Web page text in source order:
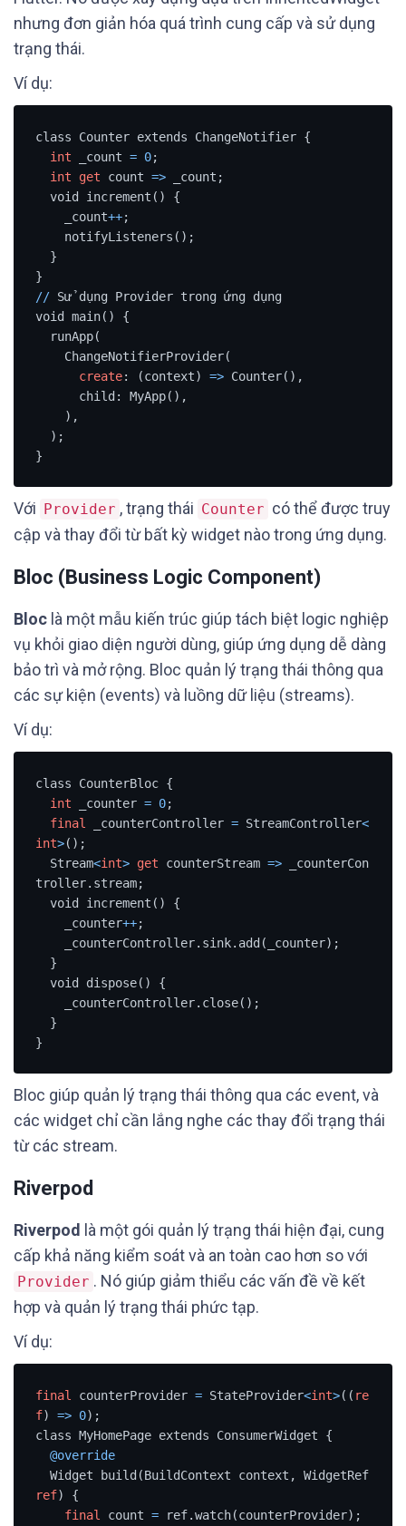
nhưng đơn giản hóa quá trình cung cấp và sử dụng
trạng thái.
Ví dụ:
class Counter extends ChangeNotifier {
int _count = 0;
int
get count => _count;
    _count
++;
// Sử dụng Provider trong ứng dụng
void main() {
create: (context) => Counter(),
}
Với Provider , trạng thái Counter có thể được truy
cập và thay đổi từ bất kỳ widget nào trong ứng dụng.
Bloc (Business Logic Component)
Bloc là một mẫu kiến trúc giúp tách biệt logic nghiệp
vụ khỏi giao diện người dùng, giúp ứng dụng dễ dàng
bảo trì và mở rộng. Bloc quản lý trạng thái thông qua
các sự kiện (events) và luồng dữ liệu (streams).
Ví dụ:
class CounterBloc {
int _counter = 0;
final
_counterController = StreamController<
int>();
  Stream
<int> get counterStream => _counterCon
troller.stream;
    _counter
++;
}
Bloc giúp quản lý trạng thái thông qua các event, và
các widget chỉ cần lắng nghe các thay đổi trạng thái
từ các stream.
Riverpod
Riverpod
là một gói quản lý trạng thái hiện đại, cung
cấp khả năng kiểm soát và an toàn cao hơn so với
Provider . Nó giúp giảm thiểu các vấn đề về kết
hợp và quản lý trạng thái phức tạp.
Ví dụ:
final counterProvider = StateProvider<int>(( re
f) => 0);
class MyHomePage extends ConsumerWidget {
@override
  Widget build(BuildContext context, WidgetRef
ref) {
final
count = ref.watch(counterProvider);